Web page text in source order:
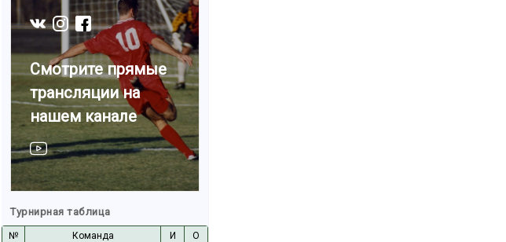
Смотрите прямые
трансляции на
нашем канале
Турнирная таблица
№ Команда И
О